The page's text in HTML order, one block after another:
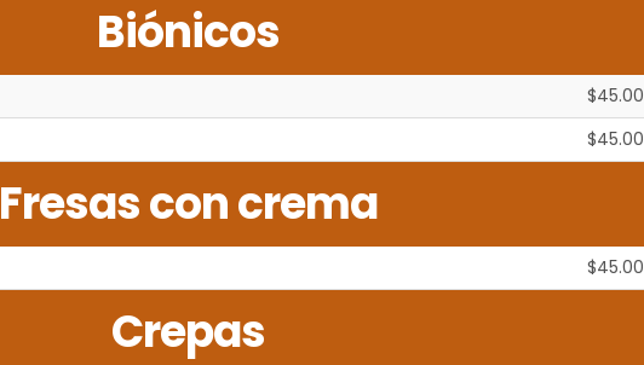
Biónicos
$45.00
$45.00
Fresas con crema
$45.00
Crepas